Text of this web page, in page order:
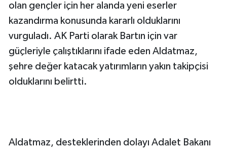
olan gençler için her alanda yeni eserler
kazandırma konusunda kararlı olduklarını
vurguladı. AK Parti olarak Bartın için var
güçleriyle çalıştıklarını ifade eden Aldatmaz,
şehre değer katacak yatırımların yakın takipçisi
olduklarını belirtti.
Aldatmaz, desteklerinden dolayı Adalet Bakanı